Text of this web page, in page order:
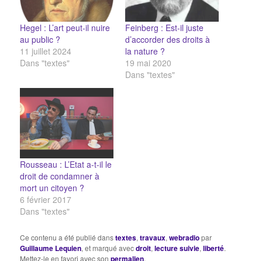
Hegel : L’art peut-il nuire
au public ?
11 juillet 2024
Dans "textes"
Feinberg : Est-il juste
d’accorder des droits à
la nature ?
19 mai 2020
Dans "textes"
Rousseau : L’Etat a-t-il le
droit de condamner à
mort un citoyen ?
6 février 2017
Dans "textes"
Ce contenu a été publié danstextes,travaux,webradiopar
Guillaume Lequien, et marqué avecdroit,lecture suivie,liberté.
Mettez-le en favori avec sonpermalien.